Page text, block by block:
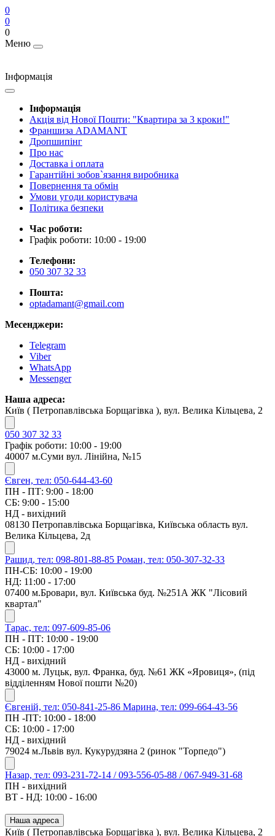
0
0
0
Меню
Інформація
Інформація
Акція від Нової Пошти: "Квартира за 3 кроки!"
Франшиза ADAMANT
Дропшипінг
Про нас
Доставка і оплата
Гарантійні зобов`язання виробника
Повернення та обмін
Умови угоди користувача
Політика безпеки
Час роботи:
Графік роботи: 10:00 - 19:00
Телефони:
050 307 32 33
Пошта:
optadamant@gmail.com
Месенджери:
Telegram
Viber
WhatsApp
Messenger
Наша адреса:
Київ ( Петропавлівська Борщагівка ), вул. Велика Кільцева, 2
050 307 32 33
Графік роботи: 10:00 - 19:00
40007 м.Суми вул. Лінійна, №15
Євген, тел: 050-644-43-60
ПН - ПТ: 9:00 - 18:00
СБ: 9:00 - 15:00
НД - вихідний
08130 Петропавлівська Борщагівка, Київська область вул.
Велика Кільцева, 2д
Рашид, тел: 098-801-88-85 Роман, тел: 050-307-32-33
ПН-СБ: 10:00 - 19:00
НД: 11:00 - 17:00
07400 м.Бровари, вул. Київська буд. №251А ЖК "Лісовий
квартал"
Тарас, тел: 097-609-85-06
ПН - ПТ: 10:00 - 19:00
СБ: 10:00 - 17:00
НД - вихідний
43000 м. Луцьк, вул. Франка, буд. №61 ЖК «Яровиця», (під
відділенням Нової пошти №20)
Євгеній, тел: 050-841-25-86 Марина, тел: 099-664-43-56
ПН -ПТ: 10:00 - 18:00
СБ: 10:00 - 17:00
НД - вихідний
79024 м.Львів вул. Кукурудзяна 2 (ринок "Торпедо")
Назар, тел: 093-231-72-14 / 093-556-05-88 / 067-949-31-68
ПН - вихідний
ВТ - НД: 10:00 - 16:00
Наша адреса
Київ ( Петропавлівська Борщагівка ), вул. Велика Кільцева, 2